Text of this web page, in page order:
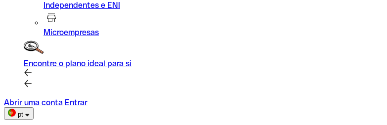
Independentes e ENI
Microempresas
Encontre o plano ideal para si
Abrir uma conta Entrar
pt